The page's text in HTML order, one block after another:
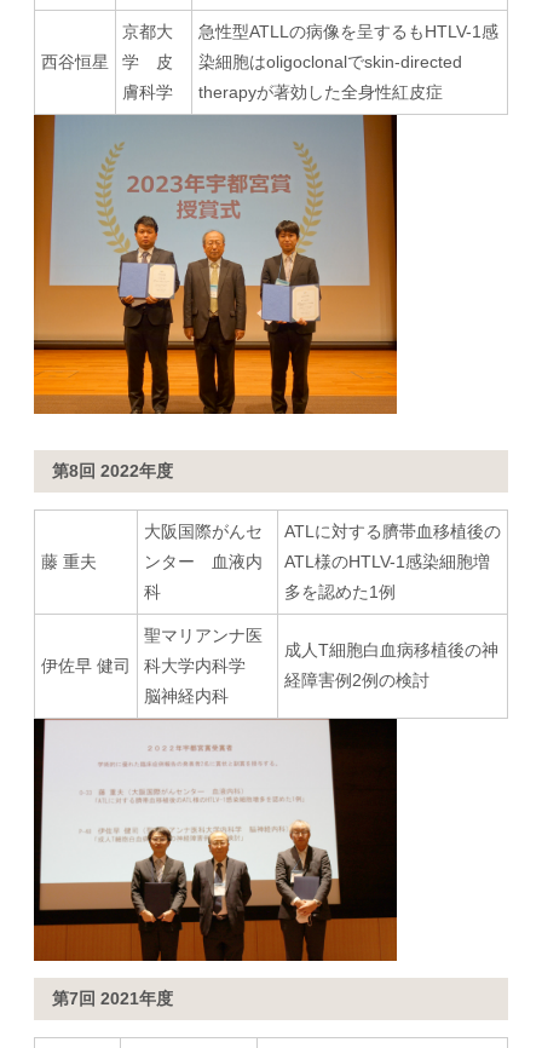
西谷恒星
京都大
学 皮
膚科学
急性型ATLLの病像を呈するもHTLV-1感
染細胞はoligoclonalでskin-directed
therapyが著効した全身性紅皮症
第8回 2022年度
藤 重夫
大阪国際がんセ
ンター 血液内
科
ATLに対する臍帯血移植後の
ATL様のHTLV-1感染細胞増
多を認めた1例
伊佐早 健司
聖マリアンナ医
科大学内科学
脳神経内科
成人T細胞白血病移植後の神
経障害例2例の検討
第7回 2021年度